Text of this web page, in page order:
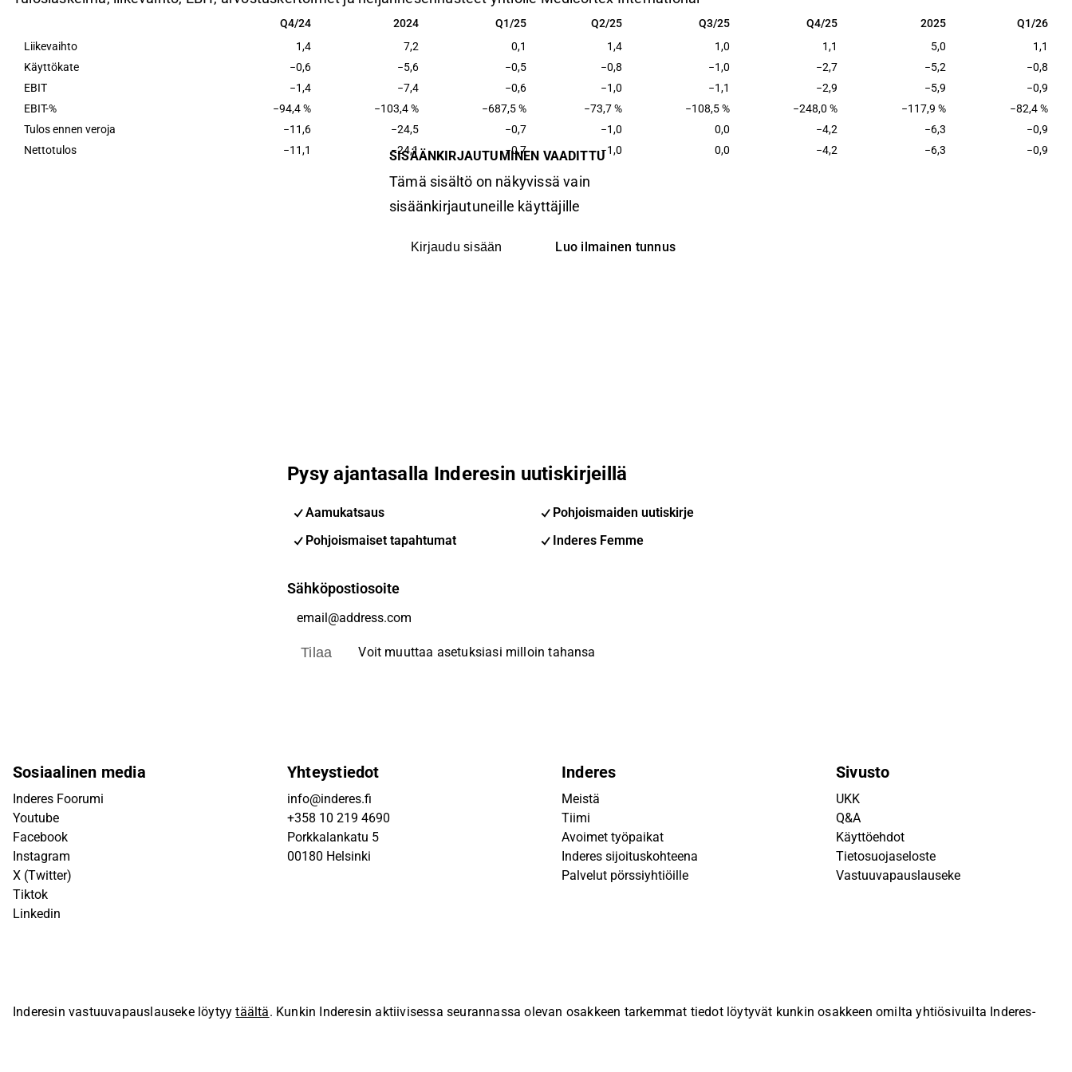
Q4/24 2024 Q1/25 Q2/25 Q3/25 Q4/25 2025 Q1/26
Q4/24 2024 Q1/25 Q2/25 Q3/25 Q4/25 2025
Q1/26
Liikevaihto
1,4 7,2 0,1 1,4 1,0 1,1 5,0
1,1
Käyttökate
−0,6 −5,6 −0,5 −0,8 −1,0 −2,7 −5,2
−0,8
EBIT
−1,4 −7,4 −0,6 −1,0 −1,1 −2,9 −5,9
−0,9
EBIT-%
−94,4 % −103,4 % −687,5 % −73,7 % −108,5 % −248,0 % −117,9 %
−82,4 %
Tulos ennen veroja
−11,6 −24,5 −0,7 −1,0 0,0 −4,2 −6,3
−0,9
Nettotulos
−11,1 −24,1 −0,7 −1,0 0,0 −4,2 −6,3 −0,9
SISÄÄNKIRJAUTUMINEN VAADITTU
Tämä sisältö on näkyvissä vain
sisäänkirjautuneille käyttäjille
Kirjaudu sisään Luo ilmainen tunnus
Pysy ajantasalla Inderesin uutiskirjeillä
Aamukatsaus
Pohjoismaiden uutiskirje
Pohjoismaiset tapahtumat
Inderes Femme
Sähköpostiosoite
Tilaa Voit muuttaa asetuksiasi milloin tahansa
Sosiaalinen media
Inderes Foorumi
Youtube
Facebook
Instagram
X (Twitter)
Tiktok
Linkedin
Yhteystiedot
info@inderes.fi
+358 10 219 4690
Porkkalankatu 5
00180 Helsinki
Inderes
Meistä
Tiimi
Avoimet työpaikat
Inderes sijoituskohteena
Palvelut pörssiyhtiöille
Sivusto
UKK
Q&A
Käyttöehdot
Tietosuojaseloste
Vastuuvapauslauseke
Inderesin vastuuvapauslauseke löytyytäältä. Kunkin Inderesin aktiivisessa seurannassa olevan osakkeen tarkemmat tiedot löytyvät kunkin osakkeen omilta yhtiösivuilta Inderes-